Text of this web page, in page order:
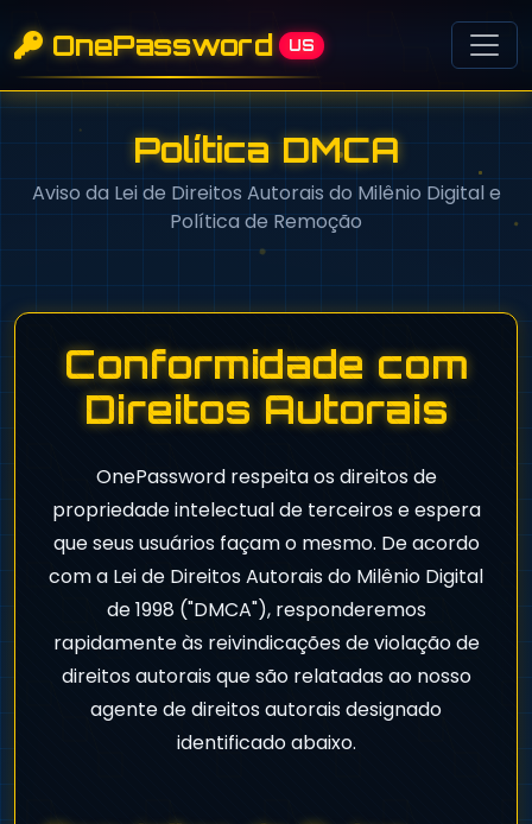
OnePassword US
Política DMCA
Aviso da Lei de Direitos Autorais do Milênio Digital e
Política de Remoção
Conformidade com
Direitos Autorais
OnePassword respeita os direitos de
propriedade intelectual de terceiros e espera
que seus usuários façam o mesmo. De acordo
com a Lei de Direitos Autorais do Milênio Digital
de 1998 ("DMCA"), responderemos
rapidamente às reivindicações de violação de
direitos autorais que são relatadas ao nosso
agente de direitos autorais designado
identificado abaixo.